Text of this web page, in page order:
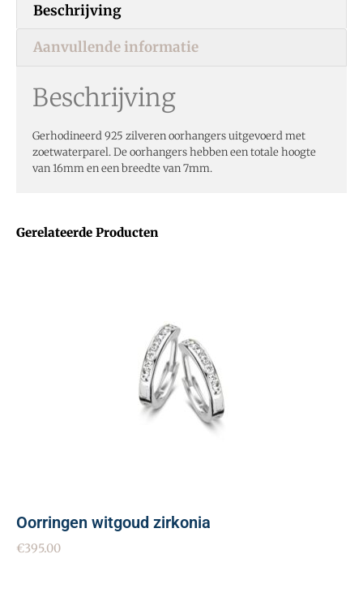
Gerelateerde Producten
Oorringen witgoud zirkonia
€395.00
Beschrijving
Aanvullende informatie
Beschrijving
Gerhodineerd 925 zilveren oorhangers uitgevoerd met
zoetwaterparel. De oorhangers hebben een totale hoogte
van 16mm en een breedte van 7mm.